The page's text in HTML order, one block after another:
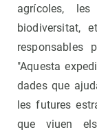
agrícoles,
biodiversitat,
responsables
"Aquesta
dades que
les futures
que viuen